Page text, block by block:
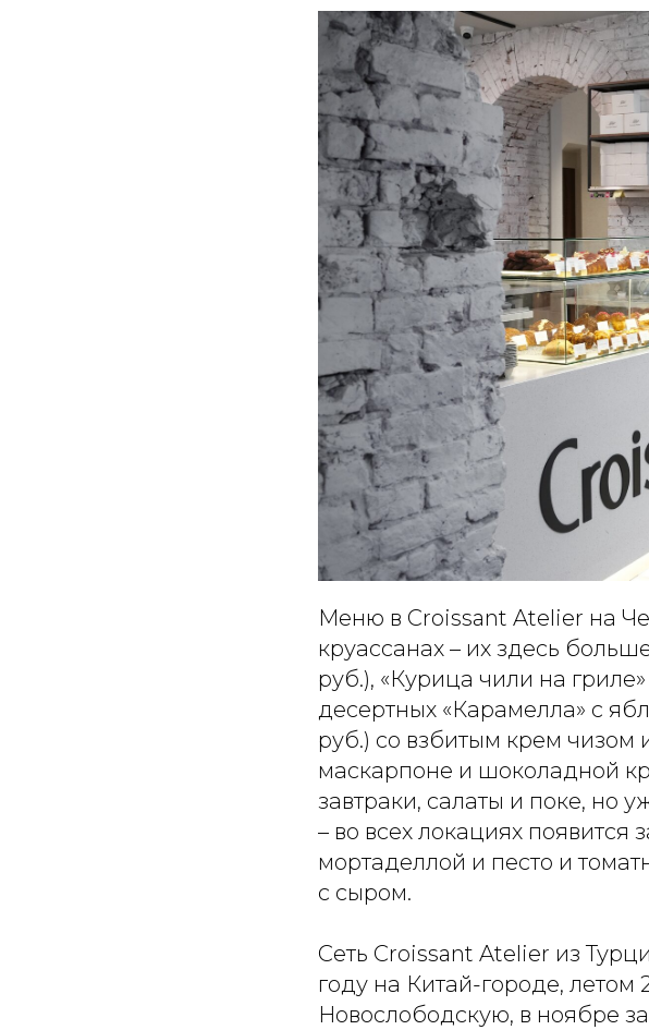
Меню в Croissant Atelier на
круассанах – их здесь
руб.), «Курица чили на
десертных «Карамелла» с
руб.) со взбитым крем чизом
маскарпоне и шоколадной
завтраки, салаты и поке,
– во всех локациях появится
мортаделлой и песто и
с сыром.
Сеть Croissant Atelier из
году на Китай-городе, летом
Новослободскую, в ноябре